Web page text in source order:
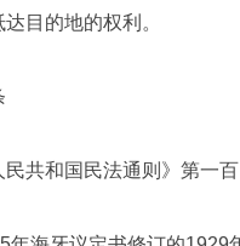
目的地的权利。
民共和国民法通则》第一